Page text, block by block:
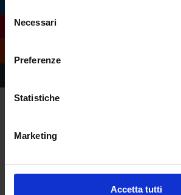
delNecessari
Preferenze
Statistiche
Marketing
Accetta tutti
bisogna mantenere è sempre
insegnando che il focus deve
resto.
vorresti dare ai
di eccellere in